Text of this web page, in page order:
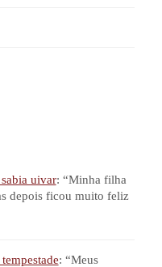
uivar: “Minha filha
depois ficou muito feliz
: “Meus